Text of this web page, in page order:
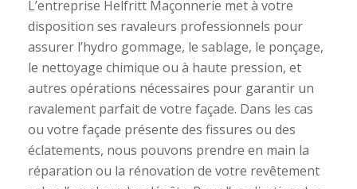
L’entreprise Helfritt Maçonnerie met à votre
disposition ses ravaleurs professionnels pour
assurer l’hydro gommage, le sablage, le ponçage,
le nettoyage chimique ou à haute pression, et
autres opérations nécessaires pour garantir un
ravalement parfait de votre façade. Dans les cas
ou votre façade présente des fissures ou des
éclatements, nous pouvons prendre en main la
réparation ou la rénovation de votre revêtement